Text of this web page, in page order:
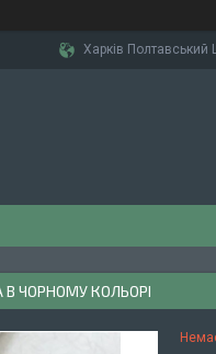
Харків Полтавський
ЧОРНОМУ КОЛЬОРІ